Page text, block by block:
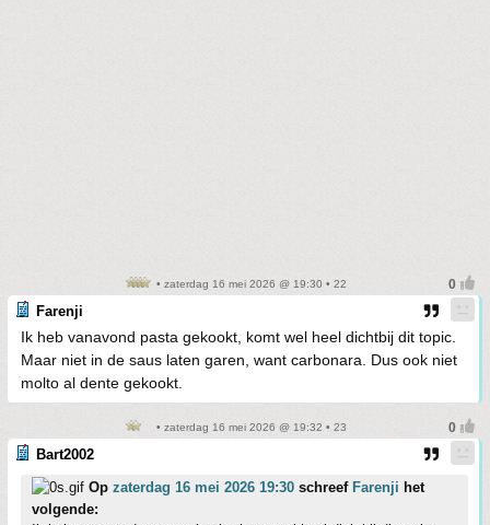
• zaterdag 16 mei 2026 @ 19:30 • 22
Farenji
Ik heb vanavond pasta gekookt, komt wel heel dichtbij dit topic.
Maar niet in de saus laten garen, want carbonara. Dus ook niet
molto al dente gekookt.
• zaterdag 16 mei 2026 @ 19:32 • 23
Bart2002
Op zaterdag 16 mei 2026 19:30 schreef Farenji het
volgende: